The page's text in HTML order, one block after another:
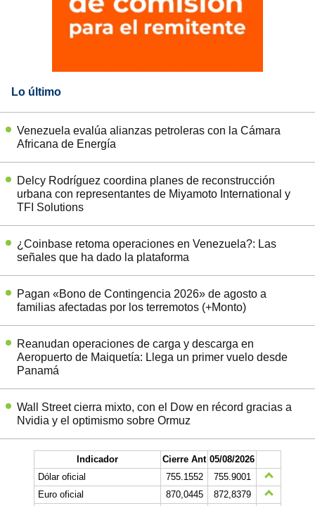
Lo último
Venezuela evalúa alianzas petroleras con la Cámara
Africana de Energía
Delcy Rodríguez coordina planes de reconstrucción
urbana con representantes de Miyamoto International y
TFI Solutions
¿Coinbase retoma operaciones en Venezuela?: Las
señales que ha dado la plataforma
Pagan «Bono de Contingencia 2026» de agosto a
familias afectadas por los terremotos (+Monto)
Reanudan operaciones de carga y descarga en
Aeropuerto de Maiquetía: Llega un primer vuelo desde
Panamá
Wall Street cierra mixto, con el Dow en récord gracias a
Nvidia y el optimismo sobre Ormuz
Indicador Cierre Ant 05/08/2026
Dólar oficial
755.1552
755.9001
Euro oficial
870,0445
872,8379